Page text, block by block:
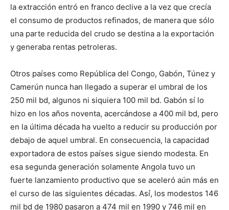
la extracción entró en franco declive a la vez que crecía
el consumo de productos refinados, de manera que sólo
una parte reducida del crudo se destina a la exportación
y generaba rentas petroleras.
Otros países como República del Congo, Gabón, Túnez y
Camerún nunca han llegado a superar el umbral de los
250 mil bd, algunos ni siquiera 100 mil bd. Gabón sí lo
hizo en los años noventa, acercándose a 400 mil bd, pero
en la última década ha vuelto a reducir su producción por
debajo de aquel umbral. En consecuencia, la capacidad
exportadora de estos países sigue siendo modesta. En
esa segunda generación solamente Angola tuvo un
fuerte lanzamiento productivo que se aceleró aún más en
el curso de las siguientes décadas. Así́, los modestos 146
mil bd de 1980 pasaron a 474 mil en 1990 y 746 mil en